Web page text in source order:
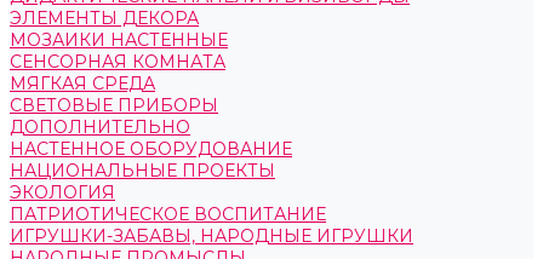
ЭЛЕМЕНТЫ ДЕКОРА
МОЗАИКИ НАСТЕННЫЕ
СЕНСОРНАЯ КОМНАТА
МЯГКАЯ СРЕДА
СВЕТОВЫЕ ПРИБОРЫ
ДОПОЛНИТЕЛЬНО
НАСТЕННОЕ ОБОРУДОВАНИЕ
НАЦИОНАЛЬНЫЕ ПРОЕКТЫ
ЭКОЛОГИЯ
ПАТРИОТИЧЕСКОЕ ВОСПИТАНИЕ
ИГРУШКИ-ЗАБАВЫ, НАРОДНЫЕ ИГРУШКИ